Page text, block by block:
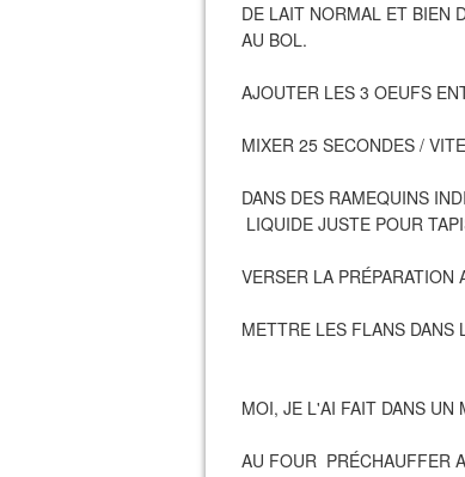
DE LAIT NORMAL ET BIEN
AU BOL.
AJOUTER LES 3 OEUFS
MIXER 25 SECONDES /
DANS DES RAMEQUINS
LIQUIDE JUSTE POUR
VERSER LA
METTRE LES FLANS DANS
MOI, JE L'AI FAIT DANS UN
AU FOUR PRÉCHAUFFER